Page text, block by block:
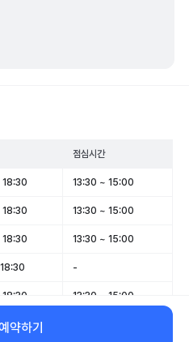
점심시간
13:30 ~ 15:00
13:30 ~ 15:00
13:30 ~ 15:00
-
13:30 ~ 15:00
13:00
약하기